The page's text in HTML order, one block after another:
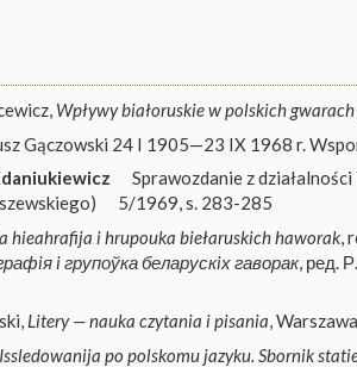
Wpływy białoruskie w polskich
Gączowski 24 I 1905—23 IX 1968 r.
Sprawozdanie z
5/1969, s. 283-285
hieahrafija i hrupouka biełaruskich haworak ,
i групоўка беларускiх гаворак, ред.
Litery — nauka czytania i pisania,
Issledowanija po polskomu jazyku. Sbornik